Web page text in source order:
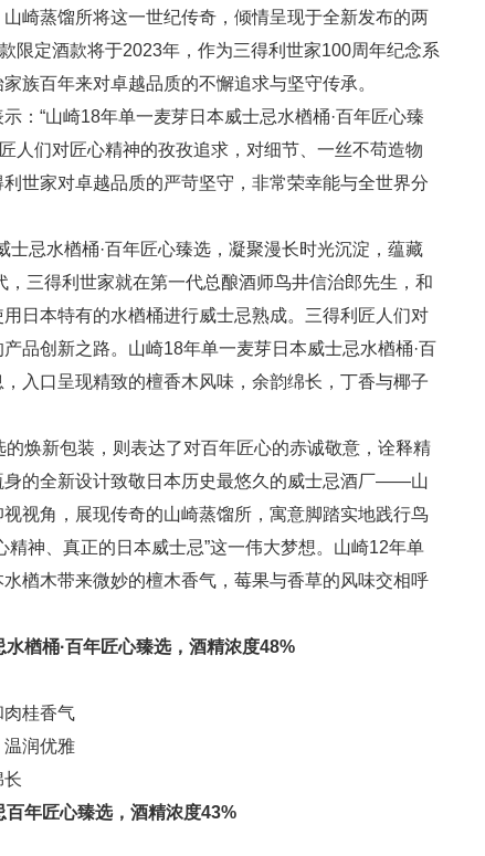
崎蒸馏所将这一世纪传奇，倾情呈现于全新发布的两
限定酒款将于2023年，作为三得利世家100周年纪念系
族百年来对卓越品质的不懈追求与坚守传承。
：“山崎18年单一麦芽日本威士忌水楢桶·百年匠心臻
人们对匠心精神的孜孜追求，对细节、一丝不苟造物
世家对卓越品质的严苛坚守，非常荣幸能与全世界分
忌水楢桶·百年匠心臻选，凝聚漫长时光沉淀，蕴藏
三得利世家就在第一代总酿酒师鸟井信治郎先生，和
日本特有的水楢桶进行威士忌熟成。三得利匠人们对
品创新之路。山崎18年单一麦芽日本威士忌水楢桶·百
入口呈现精致的檀香木风味，余韵绵长，丁香与椰子
焕新包装，则表达了对百年匠心的赤诚敬意，诠释精
的全新设计致敬日本历史最悠久的威士忌酒厂——山
视角，展现传奇的山崎蒸馏所，寓意脚踏实地践行鸟
神、真正的日本威士忌”这一伟大梦想。山崎12年单
楢木带来微妙的檀木香气，莓果与香草的风味交相呼
楢桶·百年匠心臻选，酒精浓度48%
肉桂香气
温润优雅
长
年匠心臻选，酒精浓度43%